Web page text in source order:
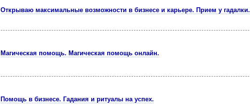
Открываю максимальные возможности в бизнесе и карьере. Прием у гадалки.
Магическая помощь. Магическая помощь онлайн.
Помощь в бизнесе. Гадания и ритуалы на успех.